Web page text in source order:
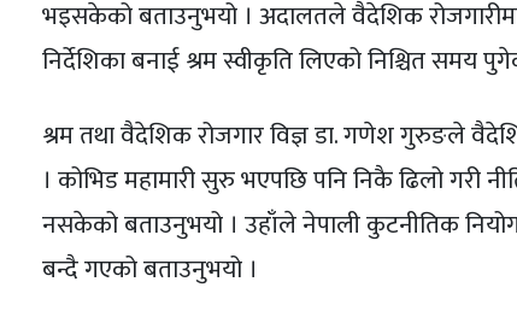
भइसकेको बताउनुभयो । अदालतले वैदेशिक
निर्देशिका बनाई श्रम स्वीकृति लिएको निश्चित समय
श्रम तथा वैदेशिक रोजगार विज्ञ डा. गणेश गुरुङले
। कोभिड महामारी सुरु भएपछि पनि निकै ढिलो गरी
नसकेको बताउनुभयो । उहाँले नेपाली कुटनीतिक
बन्दै गएको बताउनुभयो ।